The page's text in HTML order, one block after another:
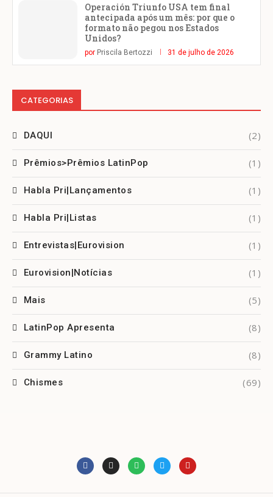
Operación Triunfo USA tem final
antecipada após um mês: por que o
formato não pegou nos Estados
Unidos?
por Priscila Bertozzi 31 de julho de 2026
CATEGORIAS
DAQUI (2)
Prêmios>Prêmios LatinPop (1)
Habla Pri|Lançamentos (1)
Habla Pri|Listas (1)
Entrevistas|Eurovision (1)
Eurovision|Notícias (1)
Mais (5)
LatinPop Apresenta (8)
Grammy Latino (8)
Chismes (69)